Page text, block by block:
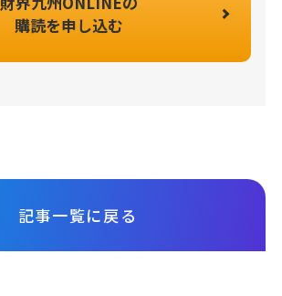
購読を申し込む
記事一覧に戻る